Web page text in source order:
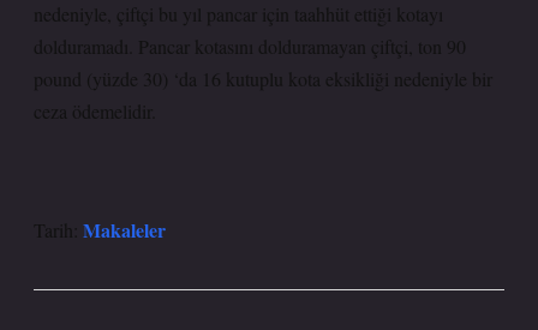
nedeniyle, çiftçi bu yıl pancar için taahhüt ettiği kotayı
dolduramadı. Pancar kotasını dolduramayan çiftçi, ton 90
pound (yüzde 30) ‘da 16 kutuplu kota eksikliği nedeniyle bir
ceza ödemelidir.
Tarih: Makaleler